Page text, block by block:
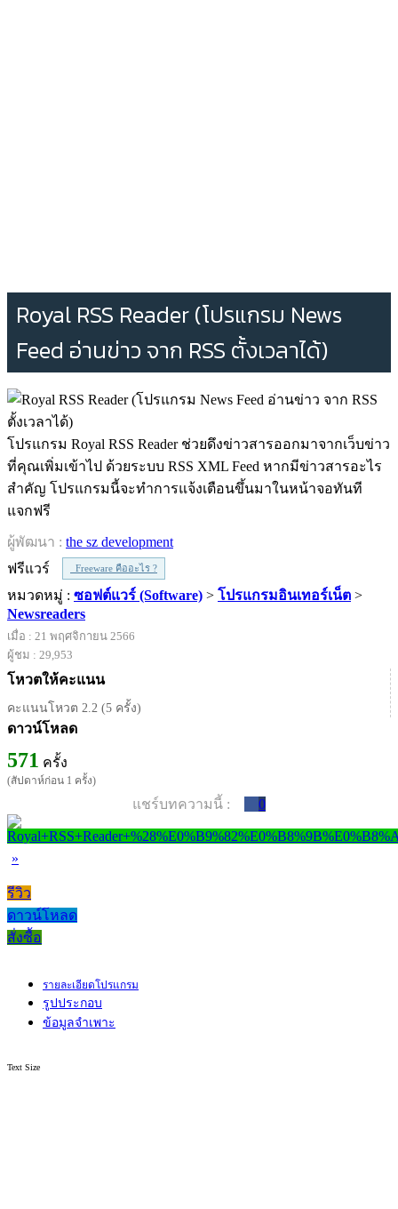
Royal RSS Reader (โปรแกรม News
Feed อ่านข่าว จาก RSS ตั้งเวลาได้)
โปรแกรม Royal RSS Reader ช่วยดึงข่าวสารออกมาจากเว็บข่าว
ที่คุณเพิ่มเข้าไป ด้วยระบบ RSS XML Feed หากมีข่าวสารอะไร
สำคัญ โปรแกรมนี้จะทำการแจ้งเตือนขึ้นมาในหน้าจอทันที
แจกฟรี
ผู้พัฒนา : the sz development
ฟรีแวร์
Freeware คืออะไร ?
หมวดหมู่ : ซอฟต์แวร์ (Software) > โปรแกรมอินเทอร์เน็ต >
Newsreaders
เมื่อ : 21 พฤศจิกายน 2566
ผู้ชม : 29,953
โหวตให้คะแนน
คะแนนโหวต 2.2 (5 ครั้ง)
ดาวน์โหลด
571 ครั้ง
(สัปดาห์ก่อน 1 ครั้ง)
แชร์บทความนี้ : 0
»
รีวิว
ดาวน์โหลด
สั่งซื้อ
รายละเอียดโปรแกรม
รูปประกอบ
ข้อมูลจำเพาะ
Text Size